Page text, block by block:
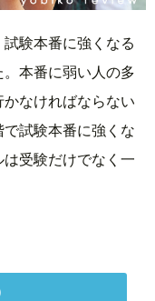
験本番に強くなる
本番に弱い人の多
なければならない
試験本番に強くな
受験だけでなく一